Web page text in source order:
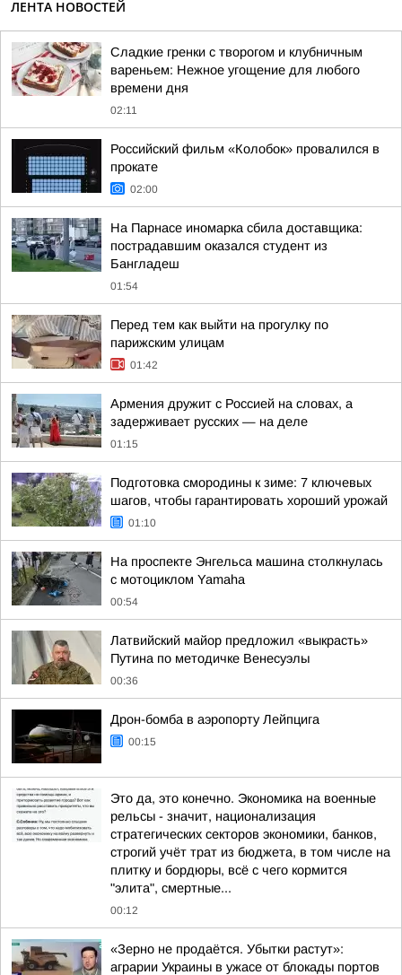
ЛЕНТА НОВОСТЕЙ
Сладкие гренки с творогом и клубничным
вареньем: Нежное угощение для любого
времени дня
02:11
Российский фильм «Колобок» провалился в
прокате
02:00
На Парнасе иномарка сбила доставщика:
пострадавшим оказался студент из
Бангладеш
01:54
Перед тем как выйти на прогулку по
парижским улицам
01:42
Армения дружит с Россией на словах, а
задерживает русских — на деле
01:15
Подготовка смородины к зиме: 7 ключевых
шагов, чтобы гарантировать хороший урожай
01:10
На проспекте Энгельса машина столкнулась
с мотоциклом Yamaha
00:54
Латвийский майор предложил «выкрасть»
Путина по методичке Венесуэлы
00:36
Дрон-бомба в аэропорту Лейпцига
00:15
Это да, это конечно. Экономика на военные
рельсы - значит, национализация
стратегических секторов экономики, банков,
строгий учёт трат из бюджета, в том числе на
плитку и бордюры, всё с чего кормится
"элита", смертные...
00:12
«Зерно не продаётся. Убытки растут»:
аграрии Украины в ужасе от блокады портов